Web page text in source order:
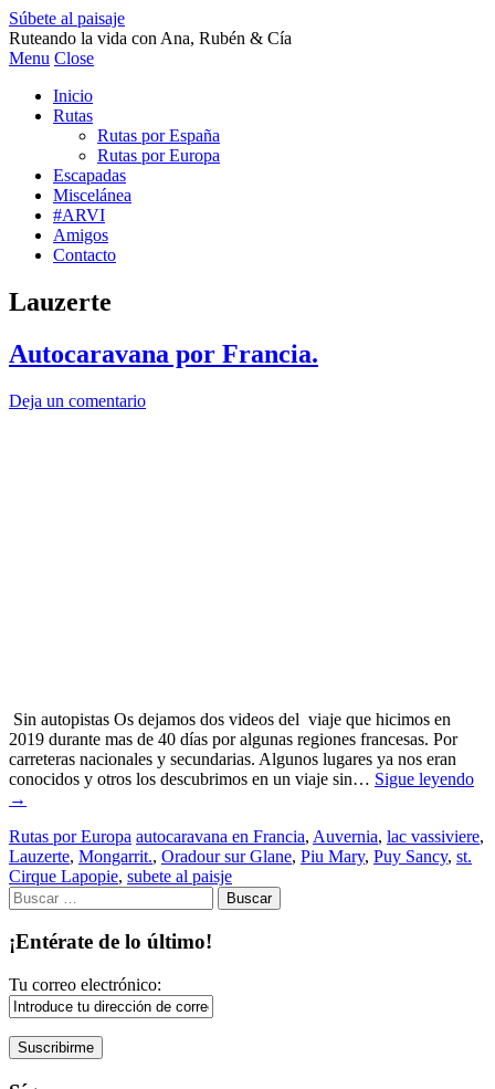
Súbete al paisaje
Ruteando la vida con Ana, Rubén & Cía
Menu Close
Inicio
Rutas
Rutas por España
Rutas por Europa
Escapadas
Miscelánea
#ARVI
Amigos
Contacto
Lauzerte
Autocaravana por Francia.
Deja un comentario
Sin autopistas Os dejamos dos videos del viaje que hicimos en
2019 durante mas de 40 días por algunas regiones francesas. Por
carreteras nacionales y secundarias. Algunos lugares ya nos eran
conocidos y otros los descubrimos en un viaje sin… Sigue leyendo
→
Rutas por Europa autocaravana en Francia, Auvernia, lac vassiviere,
Lauzerte, Mongarrit., Oradour sur Glane, Piu Mary, Puy Sancy, st.
Cirque Lapopie, subete al paisje
Buscar:
¡Entérate de lo último!
Tu correo electrónico: